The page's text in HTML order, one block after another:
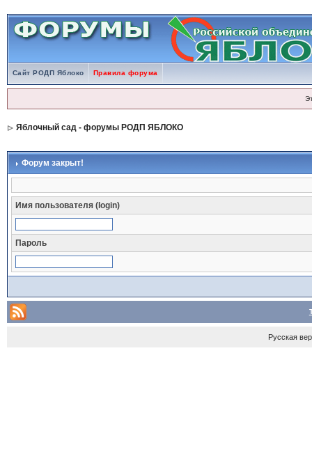
Сайт РОДП Яблоко Правила форума
Яблочный сад - форумы РОДП ЯБЛОКО
Форум закрыт!
Имя пользователя (login)
Пароль
Русская